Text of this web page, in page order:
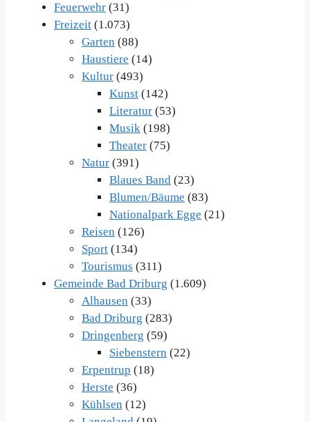
Feuerwehr (31)
Freizeit (1.073)
Garten (88)
Haustiere (14)
Kultur (493)
Kunst (142)
Literatur (53)
Musik (198)
Theater (75)
Natur (391)
Blaues Band (23)
Blumen/Bäume (83)
Nationalpark Egge (21)
Reisen (126)
Sport (134)
Tourismus (311)
Gemeinde Bad Driburg (1.609)
Alhausen (33)
Bad Driburg (283)
Dringenberg (59)
Siebenstern (22)
Erpentrup (18)
Herste (36)
Kühlsen (12)